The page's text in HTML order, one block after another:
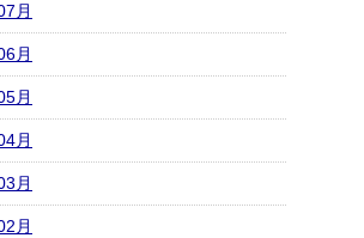
月
月
月
月
月
月